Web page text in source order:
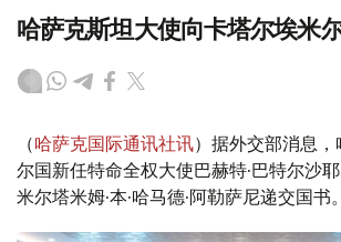
哈萨克斯坦大使向卡塔尔埃米
（哈萨克国际通讯社讯）据外交部消息
尔国新任特命全权大使巴赫特·巴特尔沙
米尔塔米姆·本·哈马德·阿勒萨尼递交国书。